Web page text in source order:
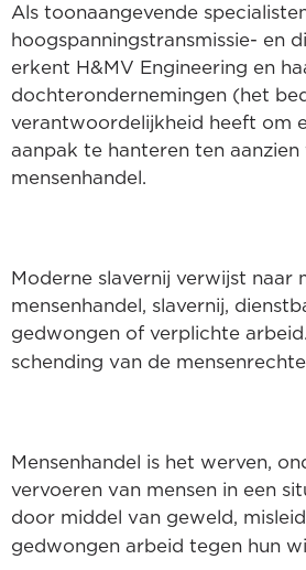
Als toonaangevende
hoogspanningstransmissie- en
erkent H&MV Engineering en
dochterondernemingen (het
verantwoordelijkheid heeft om
aanpak te hanteren ten aanzien
mensenhandel.
Moderne slavernij verwijst naar
mensenhandel, slavernij,
gedwongen of verplichte
schending van de
Mensenhandel is het werven,
vervoeren van mensen in een
door middel van geweld,
gedwongen arbeid tegen hun